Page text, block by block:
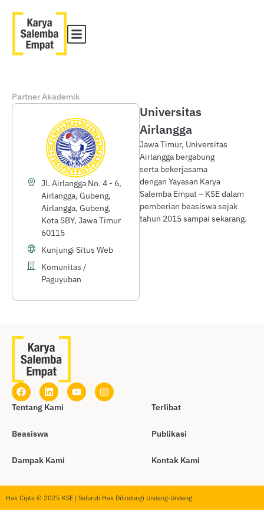
Partner Akademik
Jl. Airlangga No. 4 - 6,
Airlangga, Gubeng,
Airlangga, Gubeng,
Kota SBY, Jawa Timur
60115
Kunjungi Situs Web
Komunitas /
Paguyuban
Universitas
Airlangga
Jawa Timur, Universitas
Airlangga bergabung
serta bekerjasama
dengan Yayasan Karya
Salemba Empat – KSE dalam
pemberian beasiswa sejak
tahun 2015 sampai sekarang.
Tentang Kami
Beasiswa
Dampak Kami
Terlibat
Publikasi
Kontak Kami
Hak Cipta © 2025 KSE | Seluruh Hak Dilindungi Undang-Undang